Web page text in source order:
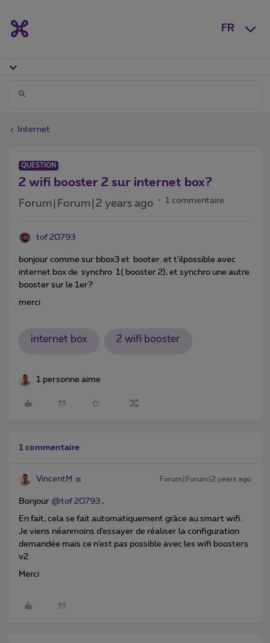
FR
Internet
QUESTION
2 wifi booster 2 sur internet box?
Forum|Forum|2 years ago 1 commentaire
tof 20793
bonjour comme sur bbox3 et booter. et t’ilpossible avec
internet box de synchro 1( booster 2), et synchro une autre
booster sur le 1er?
merci
internet box 2 wifi booster
1 personne aime
1 commentaire
VincentM Forum|Forum|2 years ago
Bonjour @tof 20793 ,
En fait, cela se fait automatiquement grâce au smart wifi.
Je viens néanmoins d’essayer de réaliser la configuration
demandée mais ce n’est pas possible avec les wifi boosters
v2
Merci